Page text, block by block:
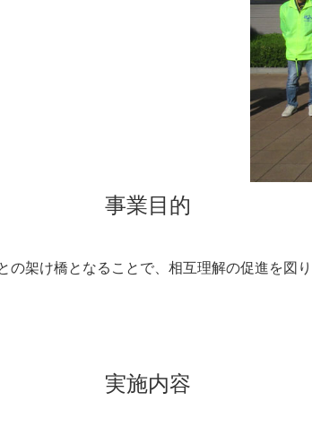
事業目的
架け橋となることで、相互理解の促進を図
実施内容